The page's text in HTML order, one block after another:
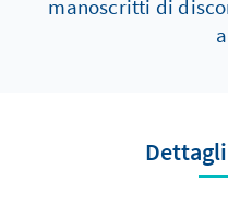
manoscritti di